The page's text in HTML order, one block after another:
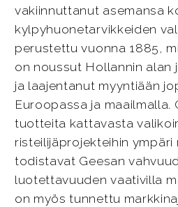
vakiinnuttanut asemansa
kylpyhuonetarvikkeiden
perustettu vuonna 1885,
on noussut Hollannin alan
ja laajentanut myyntiään
Euroopassa ja maailmalla.
tuotteita kattavasta
risteilijäprojekteihin ympäri
todistavat Geesan
luotettavuuden vaativilla
on myös tunnettu